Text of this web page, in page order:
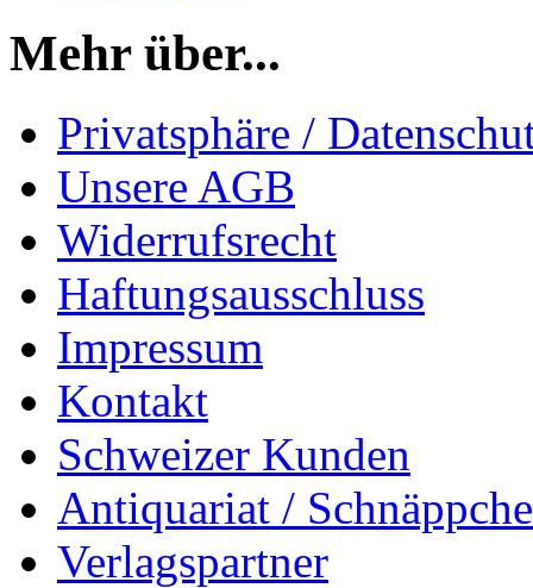
Mehr über...
Privatsphäre /
Unsere AGB
Widerrufsrecht
Haftungsausschluss
Impressum
Kontakt
Schweizer Kunden
Antiquariat /
Verlagspartner